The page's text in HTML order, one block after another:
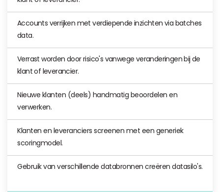
Accounts verrijken met verdiepende inzichten via batches
data.
Verrast worden door risico's vanwege veranderingen bij de
klant of leverancier.
Nieuwe klanten (deels) handmatig beoordelen en
verwerken.
Klanten en leveranciers screenen met een generiek
scoringmodel.
Gebruik van verschillende databronnen creëren datasilo's.